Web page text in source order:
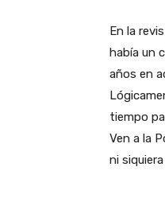
En la
había un
años en
tiempo
Ven a la
ni